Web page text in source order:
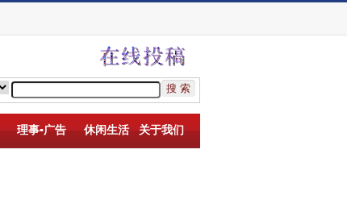
理事▪广告 休闲生活 关于我们